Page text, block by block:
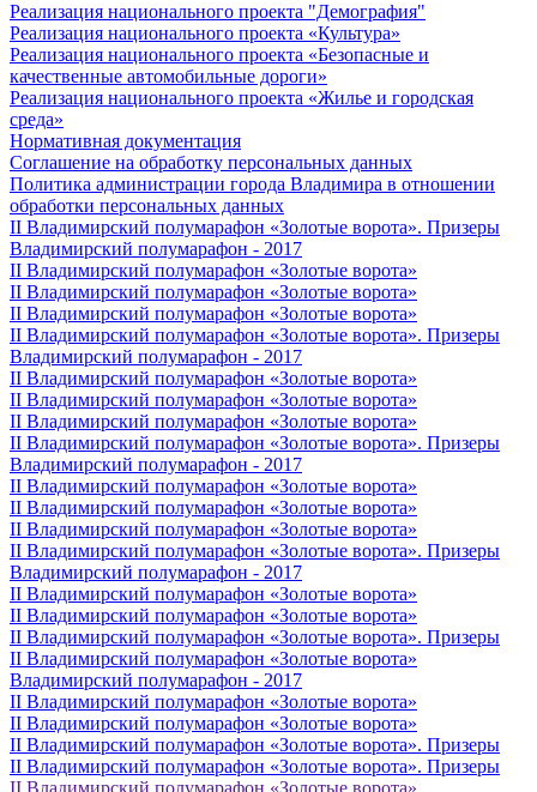
Реализация национального проекта "Демография"
Реализация национального проекта «Культура»
Реализация национального проекта «Безопасные и
качественные автомобильные дороги»
Реализация национального проекта «Жилье и городская
среда»
Нормативная документация
Соглашение на обработку персональных данных
Политика администрации города Владимира в отношении
обработки персональных данных
II Владимирский полумарафон «Золотые ворота». Призеры
Владимирский полумарафон - 2017
II Владимирский полумарафон «Золотые ворота»
II Владимирский полумарафон «Золотые ворота»
II Владимирский полумарафон «Золотые ворота»
II Владимирский полумарафон «Золотые ворота». Призеры
Владимирский полумарафон - 2017
II Владимирский полумарафон «Золотые ворота»
II Владимирский полумарафон «Золотые ворота»
II Владимирский полумарафон «Золотые ворота»
II Владимирский полумарафон «Золотые ворота». Призеры
Владимирский полумарафон - 2017
II Владимирский полумарафон «Золотые ворота»
II Владимирский полумарафон «Золотые ворота»
II Владимирский полумарафон «Золотые ворота»
II Владимирский полумарафон «Золотые ворота». Призеры
Владимирский полумарафон - 2017
II Владимирский полумарафон «Золотые ворота»
II Владимирский полумарафон «Золотые ворота»
II Владимирский полумарафон «Золотые ворота». Призеры
II Владимирский полумарафон «Золотые ворота»
Владимирский полумарафон - 2017
II Владимирский полумарафон «Золотые ворота»
II Владимирский полумарафон «Золотые ворота»
II Владимирский полумарафон «Золотые ворота». Призеры
II Владимирский полумарафон «Золотые ворота». Призеры
II Владимирский полумарафон «Золотые ворота»